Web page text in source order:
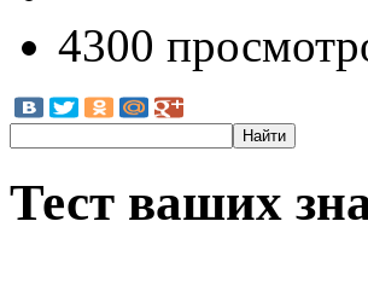
4300
Тест ваших